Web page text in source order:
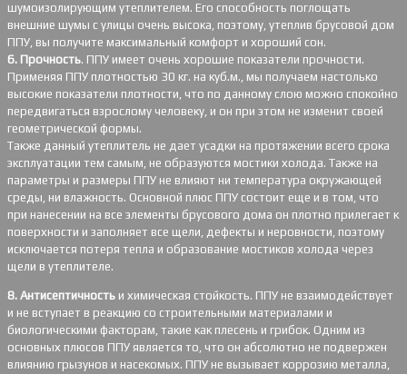
шумоизолирующим утеплителем. Его способность поглощать
внешние шумы с улицы очень высока, поэтому, утеплив брусовой дом
ППУ, вы получите максимальный комфорт и хороший сон.
6. Прочность. ППУ имеет очень хорошие показатели прочности.
Применяя ППУ плотностью 30 кг. на куб.м., мы получаем настолько
высокие показатели плотности, что по данному слою можно спокойно
передвигаться взрослому человеку, и он при этом не изменит своей
геометрической формы.
Также данный утеплитель не дает усадки на протяжении всего срока
эксплуатации тем самым, не образуются мостики холода. Также на
параметры и размеры ППУ не влияют ни температура окружающей
среды, ни влажность. Основной плюс ППУ состоит еще и в том, что
при нанесении на все элементы брусового дома он плотно прилегает к
поверхности и заполняет все щели, дефекты и неровности, поэтому
исключается потеря тепла и образование мостиков холода через
щели в утеплителе.
8. Антисептичность и химическая стойкость. ППУ не взаимодействует
и не вступает в реакцию со строительными материалами и
биологическими факторам, такие как плесень и грибок. Одним из
основных плюсов ППУ является то, что он абсолютно не подвержен
влиянию грызунов и насекомых. ППУ не вызывает коррозию металла,